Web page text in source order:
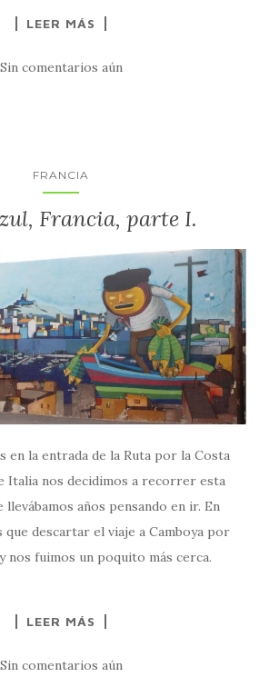
LEER MÁS
Sin comentarios aún
FRANCIA
Francia, parte I.
en la entrada de la Ruta por la Costa
Italia nos decidimos a recorrer esta
llevábamos años pensando en ir. En
descartar el viaje a Camboya por
nos fuimos un poquito más cerca.
LEER MÁS
Sin comentarios aún